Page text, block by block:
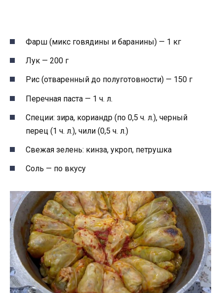
Фарш (микс говядины и баранины) — 1 кг
Лук — 200 г
Рис (отваренный до полуготовности) — 150 г
Перечная паста — 1 ч. л.
Специи: зира, кориандр (по 0,5 ч. л.), черный
перец (1 ч. л.), чили (0,5 ч. л.)
Свежая зелень: кинза, укроп, петрушка
Соль — по вкусу